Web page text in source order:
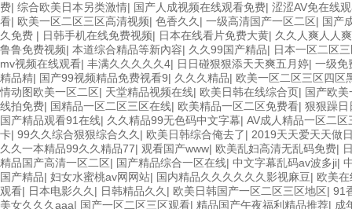
费| 综合欧美日本另类激情| 国产人成视频在线观看免费| 涩涩AV免在线
看| 欧美一区二区三区高清视频| 色香久久 | 一级高清国产一区二区| 国产
久免费 | 日韩手机在线免费视频| 日本在线看片免费大黄| 久久人爽人人
鲁鲁免费视频| 本道综合精品等新內容| 久久99国产精品| 日本一区二区
mv视频在线观看| 丰满久久久久久4| 日日碰狠狠添天天爽五月婷| 一级免
精品精| 国产99视频精品免费视看9| 久久久精品| 欧美一区二区三区四区
情动图欧美一区二区| 天堂精品视频在线| 欧美日韩在线综合页| 国产欧
线拍免费| 国精品一区二区三区在线| 欧美精品一区二区免费看| 狠狠躁
国产精品观看91在线| 久久精品99无色码中文字幕| AV成人精品一区二区
卡| 99久久综合狠狠综合久久 | 欧美日韩综合俺去了| 2019天天爱天天做
久久一本精品99久久精品77| 观看国产www| 欧美乱妇高清无乱码免费|
精品国产高清一区二区| 国产精品综合一区在线| 中文字幕乱码av波多ji|
国产精品| 妇女水蜜桃av网网站| 国内精品久久久久久久影视麻豆| 欧美
观看| 日本电影久久 | 日韩精品久久 | 欧美日韩国产一区二区三区地区| 91
美女久久久aaa| 国产一区二区三区观看| 精品国产午夜福利精品推荐| 成